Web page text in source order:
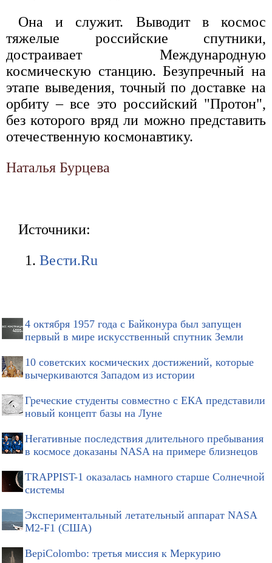
Она и служит. Выводит в космос
тяжелые российские спутники,
достраивает Международную
космическую станцию. Безупречный на
этапе выведения, точный по доставке на
орбиту – все это российский "Протон",
без которого вряд ли можно представить
отечественную космонавтику.
Наталья Бурцева
Источники:
Вести.Ru
4 октября 1957 года с Байконура был запущен
первый в мире искусственный спутник Земли
10 советских космических достижений, которые
вычеркиваются Западом из истории
Греческие студенты совместно с ЕКА представили
новый концепт базы на Луне
Негативные последствия длительного пребывания
в космосе доказаны NASA на примере близнецов
TRAPPIST-1 оказалась намного старше Солнечной
системы
Экспериментальный летательный аппарат NASA
M2-F1 (США)
BepiColombo: третья миссия к Меркурию